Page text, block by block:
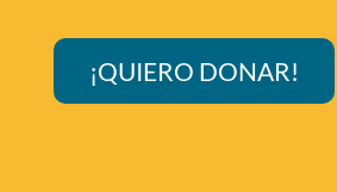
¡QUIERO DONAR!